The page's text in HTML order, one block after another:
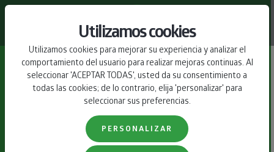
Utilizamos cookies
Utilizamos cookies para mejorar su experiencia y analizar el
comportamiento del usuario para realizar mejoras continuas. Al
seleccionar 'ACEPTAR TODAS', usted da su consentimiento a
todas las cookies; de lo contrario, elija 'personalizar' para
seleccionar sus preferencias.
PERSONALIZAR